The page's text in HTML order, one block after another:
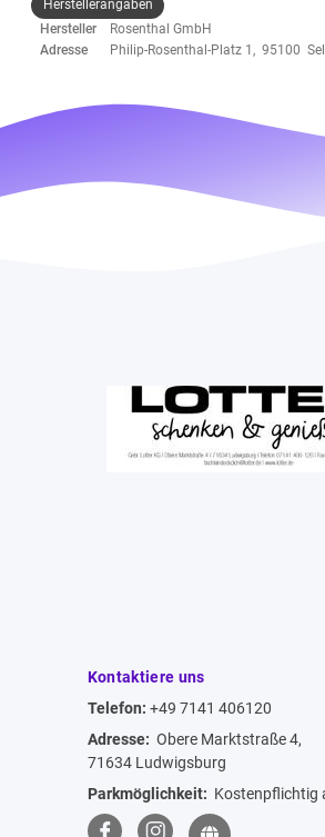
Herstellerangaben
Hersteller
Rosenthal GmbH
Adresse
Philip-Rosenthal-Platz 1, 95100
Kontaktiere uns
Telefon: +49 7141 406120
Adresse: Obere Marktstraße 4,
71634 Ludwigsburg
Parkmöglichkeit: Kostenpflichtig